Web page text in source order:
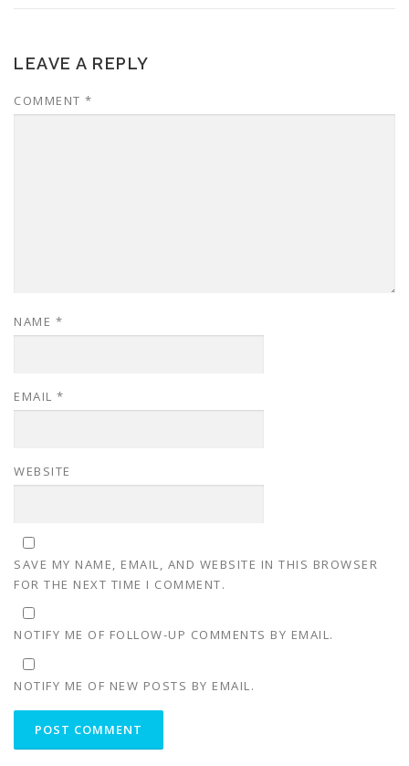
LEAVE A REPLY
COMMENT *
NAME *
EMAIL *
WEBSITE
SAVE MY NAME, EMAIL, AND WEBSITE IN THIS BROWSER
FOR THE NEXT TIME I COMMENT.
NOTIFY ME OF FOLLOW-UP COMMENTS BY EMAIL.
NOTIFY ME OF NEW POSTS BY EMAIL.